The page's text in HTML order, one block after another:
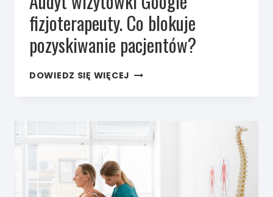
fizjoterapeuty. Co blokuje
pozyskiwanie pacjentów?
DOWIEDZ SIĘ WIĘCEJ AUDYT
CO BLOKUJE
POZYSKIWANIE
PACJENTÓW?